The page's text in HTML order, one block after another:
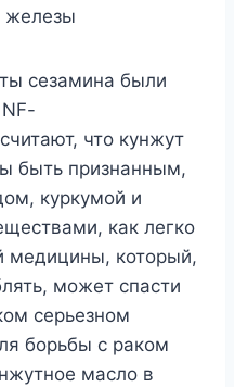
железы
сезамина были
что кунжут
быть признанным,
куркумой и
как легко
медицины, который,
может спасти
серьезном
борьбы с раком
масло в